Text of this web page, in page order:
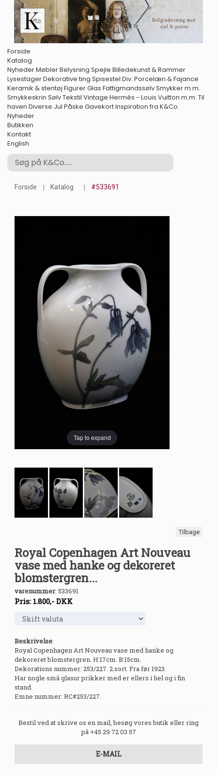
Forside
Katalog
NyhederMøblerBelysning Spejle Billedekunst & Rammer
LysestagerDekorative ting Spisestel Div. Porcelæn & Fajance
Keramik & stentøj FigurerGlas FattigmandssølvSmykker m.m.
Smykkeskrin SølvTekstil Vintage Hermés - Louis Vuitton m.m. Til
haven Diverse Jul Påske GavekortInspiration fra K&Co.
Nyheder
Butikken
Kontakt
English
Forside Katalog #533691
Tap to expand
Tilbage
Royal Copenhagen Art Nouveau
vase med hanke og dekoreret
blomstergren...
varenummer: 533691
Pris: 1.800,- DKK
Beskrivelse:
Royal Copenhagen Art Nouveau vase med hanke og
dekoreret blomstergren. H:17cm. B:15cm.
Dekorations nummer: 253/227. 2.sort. Fra før 1923.
Har nogle små glasur prikker med er ellers i hel og i fin
stand.
Emne nummer: RC#253/227.
Bestil ved at skrive os en mail, besøg vores butik eller ring
på +45 29 72 03 57
E-MAIL